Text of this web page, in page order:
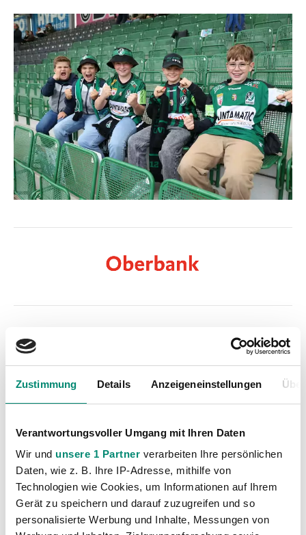
Zustimmung Details Anzeigeneinstellungen
Verantwortungsvoller Umgang mit Ihren Daten
Wir und unsere 1 Partner verarbeiten Ihre persönlichen
Daten, wie z. B. Ihre IP-Adresse, mithilfe von
Technologien wie Cookies, um Informationen auf Ihrem
Gerät zu speichern und darauf zuzugreifen und so
personalisierte Werbung und Inhalte, Messungen von
Kategorien
Akademie
(236)
Allgemeine News
(605)
Damen
(6)
Junge Wikinger Ried
Nachwuchs
(74)
Profis
Ticketing
Unkategorisiert
(2867)